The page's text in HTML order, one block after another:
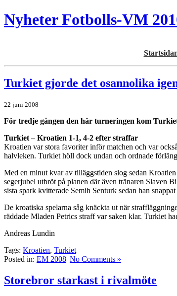
Nyheter Fotbolls-VM
Turkiet gjorde det osannolika
22 juni 2008
För tredje gången den här turneringen kom
Turkiet – Kroatien 1-1, 4-2 efter straffar
Kroatien var stora favoriter inför matchen och var
halvleken. Turkiet höll dock undan och ordnade
Med en minut kvar av tilläggstiden slog sedan
segerjubel utbröt på planen där även tränaren Slaven
sista spark kvitterade Semih Senturk sedan han
De kroatiska spelarna såg knäckta ut när
räddade Mladen Petrics straff var saken klar. Turkiet
Andreas Lundin
Tags: Kroatien, Turkiet
Posted in: EM 2008| No Comments »
Storebror starkast i rivalmöte